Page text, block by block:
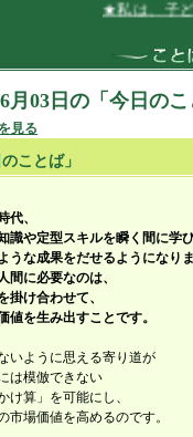
★私は、子ど
月03日の「今日の
見る
ことば」
代、
識や定型スキルを瞬く間に学
うな成果をだせるようになり
間に必要なのは、
掛け合わせて、
値を生み出すことです。
いように思える寄り道が
は模倣できない
け算」を可能にし、
市場価値を高めるのです。